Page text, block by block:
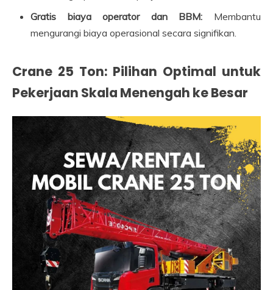
Gratis biaya operator dan BBM: Membantu
mengurangi biaya operasional secara signifikan.
Crane 25 Ton: Pilihan Optimal untuk
Pekerjaan Skala Menengah ke Besar